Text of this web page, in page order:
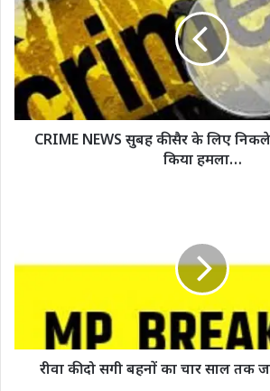
CRIME NEWS सुबह की सैर के लिए
किया हमला…
रीवा की दो सगी बहनों का चार साल